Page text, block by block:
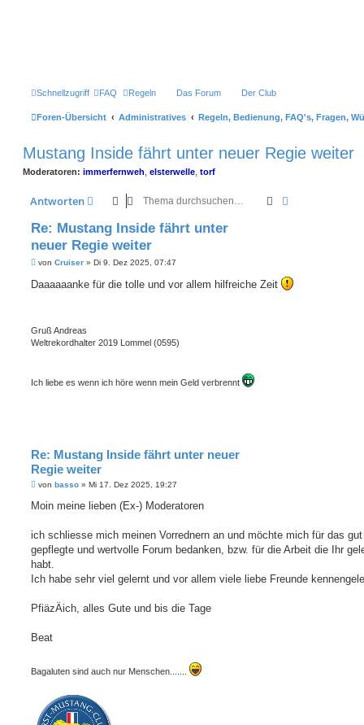
Schnellzugriff FAQ Regeln Das Forum Der Club
Foren-Übersicht Administratives Regeln, Bedienung, FAQ's, Fragen,
Mustang Inside fährt unter neuer Regie weiter
Moderatoren: immerfernweh elsterwelle torf
Antworten Suche
Re: Mustang Inside fährt unter
neuer Regie weiter
B
i
t
von Cruiser » Di 9. Dez 2025, 07:47
Daaaaaanke für die tolle und vor allem hilfreiche Zeit
Gruß Andreas
Weltrekordhalter 2019 Lommel (0595)
Ich liebe es wenn ich höre wenn mein Geld verbrennt
Re: Mustang Inside fährt unter neuer
Regie weiter
B
i
a
von basso » Mi 17. Dez 2025, 19:27
Moin meine lieben (Ex-) Moderatoren
ich schliesse mich meinen Vorrednern an und möchte mich für das gut
gepflegte und wertvolle Forum bedanken, bzw. für die Arbeit die Ihr
habt.
Ich habe sehr viel gelernt und vor allem viele liebe Freunde
PfiäzÄich, alles Gute und bis die Tage
Beat
Bagaluten sind auch nur Menschen.......